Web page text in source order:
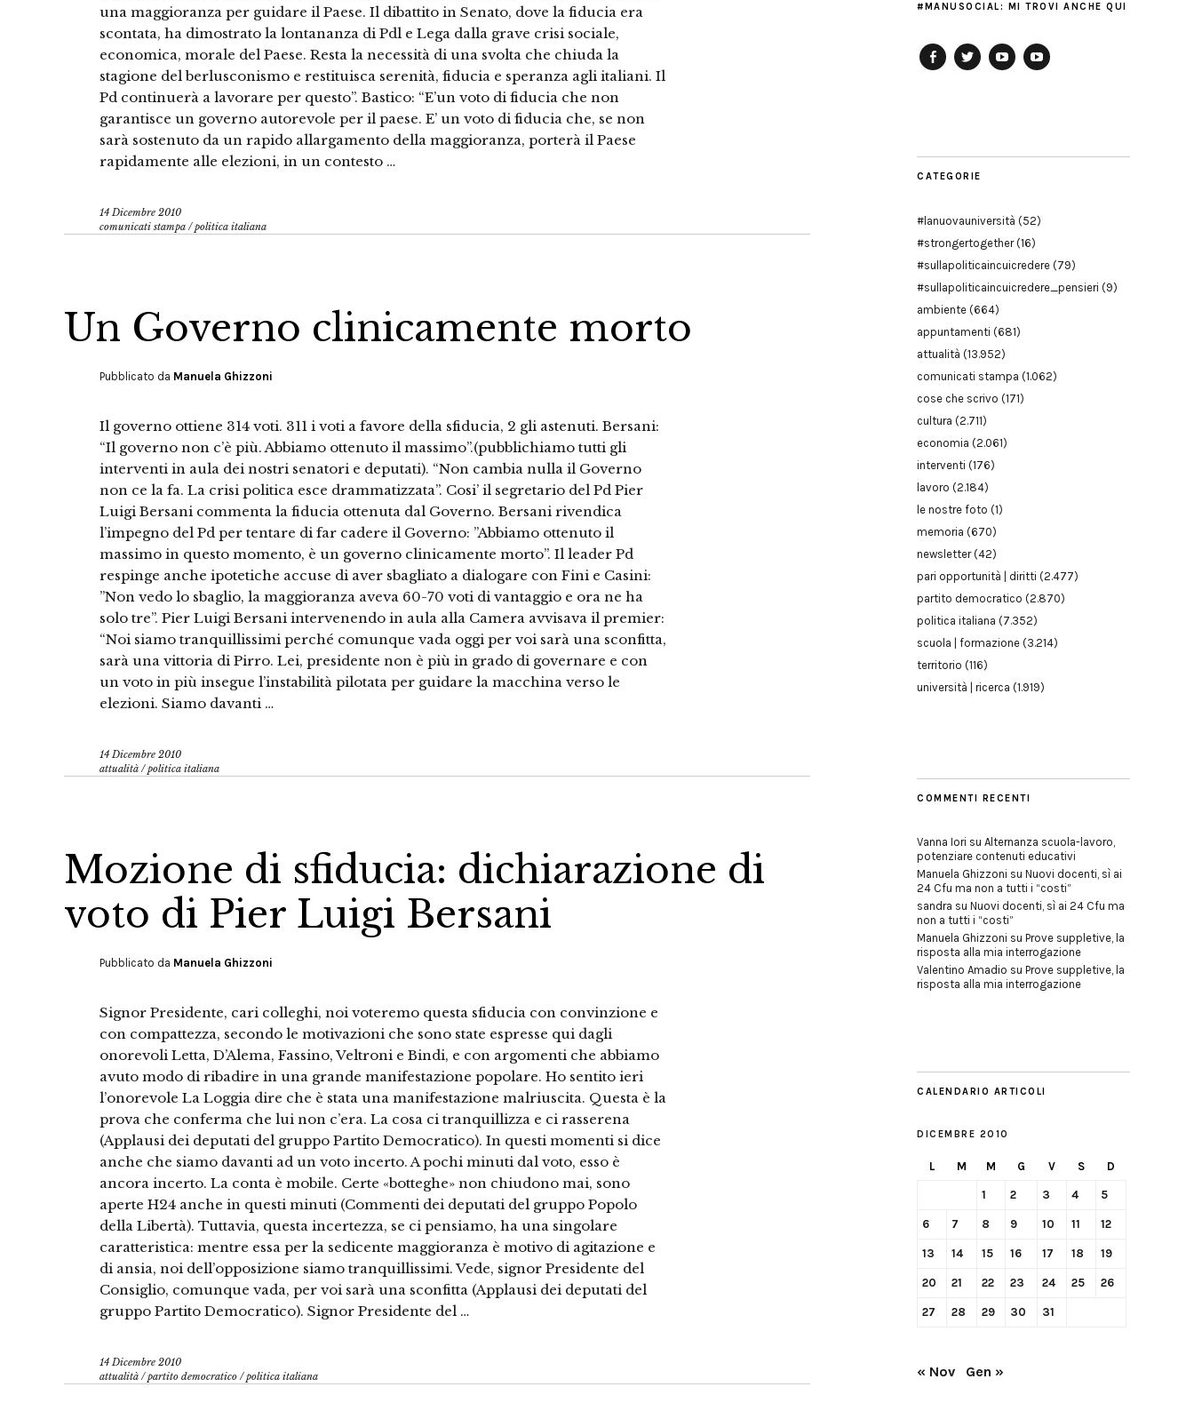
una maggioranza per guidare il Paese. Il dibattito in Senato, dove la fiducia era
scontata, ha dimostrato la lontananza di Pdl e Lega dalla grave crisi sociale,
economica, morale del Paese. Resta la necessità di una svolta che chiuda la
stagione del berlusconismo e restituisca serenità, fiducia e speranza agli italiani. Il
Pd continuerà a lavorare per questo”. Bastico: “E’un voto di fiducia che non
garantisce un governo autorevole per il paese. E’ un voto di fiducia che, se non
sarà sostenuto da un rapido allargamento della maggioranza, porterà il Paese
rapidamente alle elezioni, in un contesto …
14 Dicembre 2010
comunicati stampa /politica italiana
Un Governo clinicamente morto
Pubblicato da Manuela Ghizzoni
Il governo ottiene 314 voti. 311 i voti a favore della sfiducia, 2 gli astenuti. Bersani:
“Il governo non c’è più. Abbiamo ottenuto il massimo”.(pubblichiamo tutti gli
interventi in aula dei nostri senatori e deputati). “Non cambia nulla il Governo
non ce la fa. La crisi politica esce drammatizzata”. Cosi’ il segretario del Pd Pier
Luigi Bersani commenta la fiducia ottenuta dal Governo. Bersani rivendica
l’impegno del Pd per tentare di far cadere il Governo: ”Abbiamo ottenuto il
massimo in questo momento, è un governo clinicamente morto”. Il leader Pd
respinge anche ipotetiche accuse di aver sbagliato a dialogare con Fini e Casini:
”Non vedo lo sbaglio, la maggioranza aveva 60-70 voti di vantaggio e ora ne ha
solo tre”. Pier Luigi Bersani intervenendo in aula alla Camera avvisava il premier:
“Noi siamo tranquillissimi perché comunque vada oggi per voi sarà una sconfitta,
sarà una vittoria di Pirro. Lei, presidente non è più in grado di governare e con
un voto in più insegue l’instabilità pilotata per guidare la macchina verso le
elezioni. Siamo davanti …
14 Dicembre 2010
attualità /politica italiana
Mozione di sfiducia: dichiarazione di
voto di Pier Luigi Bersani
Pubblicato da Manuela Ghizzoni
Signor Presidente, cari colleghi, noi voteremo questa sfiducia con convinzione e
con compattezza, secondo le motivazioni che sono state espresse qui dagli
onorevoli Letta, D’Alema, Fassino, Veltroni e Bindi, e con argomenti che abbiamo
avuto modo di ribadire in una grande manifestazione popolare. Ho sentito ieri
l’onorevole La Loggia dire che è stata una manifestazione malriuscita. Questa è la
prova che conferma che lui non c’era. La cosa ci tranquillizza e ci rasserena
(Applausi dei deputati del gruppo Partito Democratico). In questi momenti si dice
anche che siamo davanti ad un voto incerto. A pochi minuti dal voto, esso è
ancora incerto. La conta è mobile. Certe «botteghe» non chiudono mai, sono
aperte H24 anche in questi minuti (Commenti dei deputati del gruppo Popolo
della Libertà). Tuttavia, questa incertezza, se ci pensiamo, ha una singolare
caratteristica: mentre essa per la sedicente maggioranza è motivo di agitazione e
di ansia, noi dell’opposizione siamo tranquillissimi. Vede, signor Presidente del
Consiglio, comunque vada, per voi sarà una sconfitta (Applausi dei deputati del
gruppo Partito Democratico). Signor Presidente del …
14 Dicembre 2010
attualità /partito democratico /politica italiana
#MANUSOCIAL: MI TROVI ANCHE QUI
CATEGORIE
#lanuovauniversità (52)
#strongertogether(16)
#sullapoliticaincuicredere (79)
#sullapoliticaincuicredere_pensieri (9)
ambiente (664)
appuntamenti (681)
attualità (13.952)
comunicati stampa (1.062)
cose che scrivo (171)
cultura (2.711)
economia (2.061)
interventi (176)
lavoro (2.184)
le nostre foto (1)
memoria (670)
newsletter(42)
pari opportunità | diritti (2.477)
partito democratico (2.870)
politica italiana (7.352)
scuola | formazione (3.214)
territorio (116)
università | ricerca (1.919)
COMMENTI RECENTI
Vanna Iori su Alternanza scuola-lavoro,
potenziare contenuti educativi
Manuela Ghizzoni su Nuovi docenti, sì ai
24 Cfu ma non a tutti i “costi”
sandra su Nuovi docenti, sì ai 24 Cfu ma
non a tutti i “costi”
Manuela Ghizzoni su Prove suppletive, la
risposta alla mia interrogazione
Valentino Amadio su Prove suppletive, la
risposta alla mia interrogazione
CALENDARIO ARTICOLI
DICEMBRE 2010
L M M G V S D
1 2 3 4 5
6 7 8 9 10 11 12
13 14 15 16 17 18 19
20 21 22 23 24 25 26
27 28 29 30 31
« Nov Gen »